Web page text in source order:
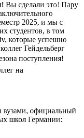
Вы сделали это! Пару
2025, и мы с
студентов, в том
которые успешно
Гейдельберг
поступления!
на
вузами, официальный
школ Германии: